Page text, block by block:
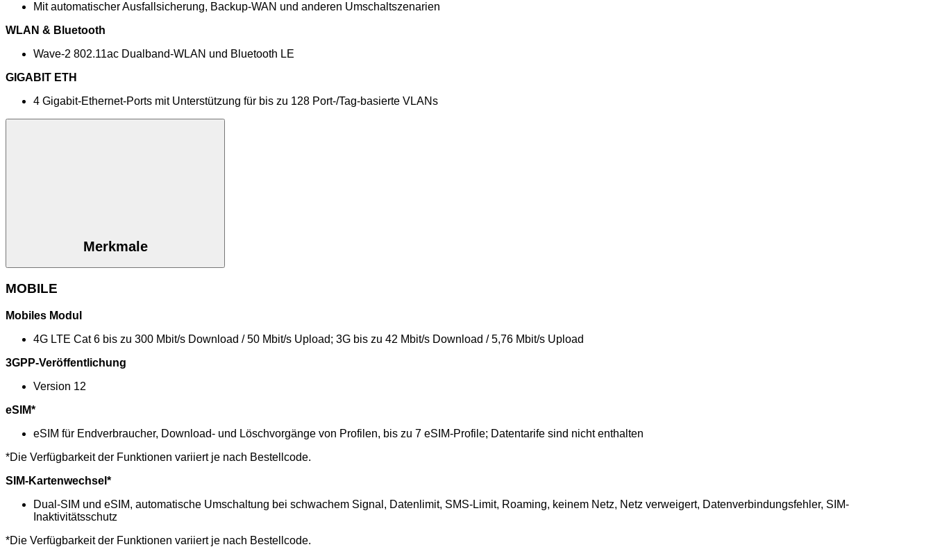
Mit automatischer Ausfallsicherung, Backup-WAN und anderen Umschaltszenarien
WLAN & Bluetooth
Wave-2 802.11ac Dualband-WLAN und Bluetooth LE
GIGABIT ETH
4 Gigabit-Ethernet-Ports mit Unterstützung für bis zu 128 Port-/Tag-basierte VLANs
Merkmale
MOBILE
Mobiles Modul
4G LTE Cat 6 bis zu 300 Mbit/s Download / 50 Mbit/s Upload; 3G bis zu 42 Mbit/s Download / 5,76 Mbit/s Upload
3GPP-Veröffentlichung
Version 12
eSIM*
eSIM für Endverbraucher, Download- und Löschvorgänge von Profilen, bis zu 7 eSIM-Profile; Datentarife sind nicht enthalten
*Die Verfügbarkeit der Funktionen variiert je nach Bestellcode.
SIM-Kartenwechsel*
Dual-SIM und eSIM, automatische Umschaltung bei schwachem Signal, Datenlimit, SMS-Limit, Roaming, keinem Netz, Netz verweigert, Datenverbindungsfehler, SIM-
Inaktivitätsschutz
*Die Verfügbarkeit der Funktionen variiert je nach Bestellcode.